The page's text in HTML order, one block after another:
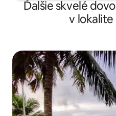
Ďalšie skvelé
v lokalite